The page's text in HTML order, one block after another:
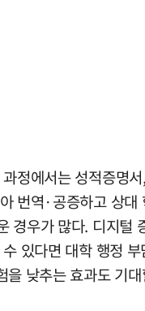
정에서는 성적증명
번역·공증하고 상대
경우가 많다. 디지털
있다면 대학 행정
을 낮추는 효과도 기